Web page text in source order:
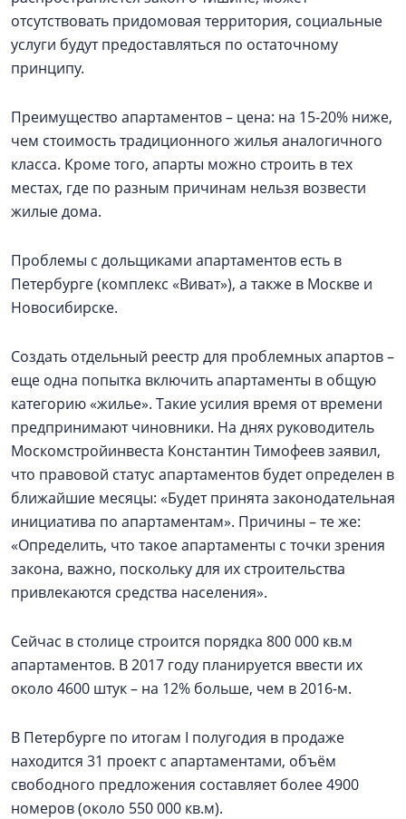
отсутствовать придомовая территория, социальные
услуги будут предоставляться по остаточному
принципу.
Преимущество апартаментов – цена: на 15-20% ниже,
чем стоимость традиционного жилья аналогичного
класса. Кроме того, апарты можно строить в тех
местах, где по разным причинам нельзя возвести
жилые дома.
Проблемы с дольщиками апартаментов есть в
Петербурге (комплекс «Виват»), а также в Москве и
Новосибирске.
Создать отдельный реестр для проблемных апартов –
еще одна попытка включить апартаменты в общую
категорию «жилье». Такие усилия время от времени
предпринимают чиновники. На днях руководитель
Москомстройинвеста Константин Тимофеев заявил,
что правовой статус апартаментов будет определен в
ближайшие месяцы: «Будет принята законодательная
инициатива по апартаментам». Причины – те же:
«Определить, что такое апартаменты с точки зрения
закона, важно, поскольку для их строительства
привлекаются средства населения».
Сейчас в столице строится порядка 800 000 кв.м
апартаментов. В 2017 году планируется ввести их
около 4600 штук – на 12% больше, чем в 2016-м.
В Петербурге по итогам I полугодия в продаже
находится 31 проект с апартаментами, объём
свободного предложения составляет более 4900
номеров (около 550 000 кв.м).